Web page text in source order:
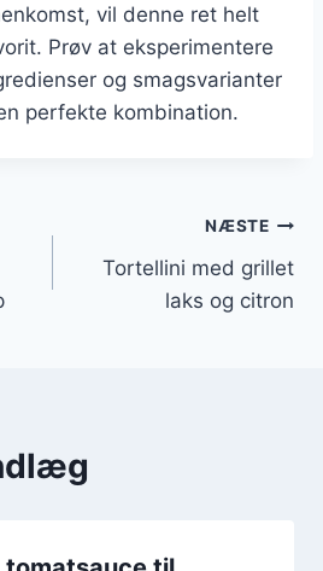
vil denne ret helt
Prøv at eksperimentere
og smagsvarianter
perfekte kombination.
NÆSTE
Tortellini med grillet
laks og citron